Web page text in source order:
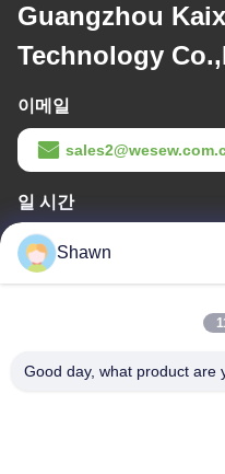
Guangzhou
Technology
이메일
일 시간
8:00-18:00
우리 주소
광둥 성, 중국
Shawn
Good day, what product are